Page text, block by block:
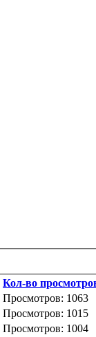
Кол-во
Просмотров: 1063
Просмотров: 1015
Просмотров: 1004